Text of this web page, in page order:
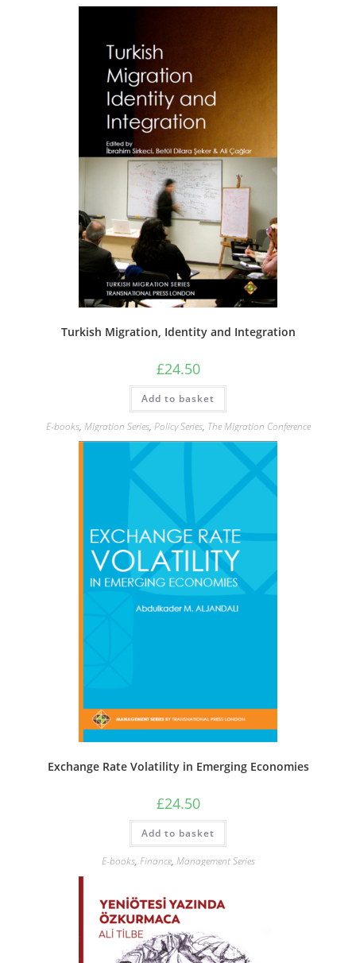
Turkish Migration, Identity and Integration
£24.50
Add to basket
E-books, Migration Series, Policy Series, The Migration Conference
Exchange Rate Volatility in Emerging Economies
£24.50
Add to basket
E-books, Finance, Management Series